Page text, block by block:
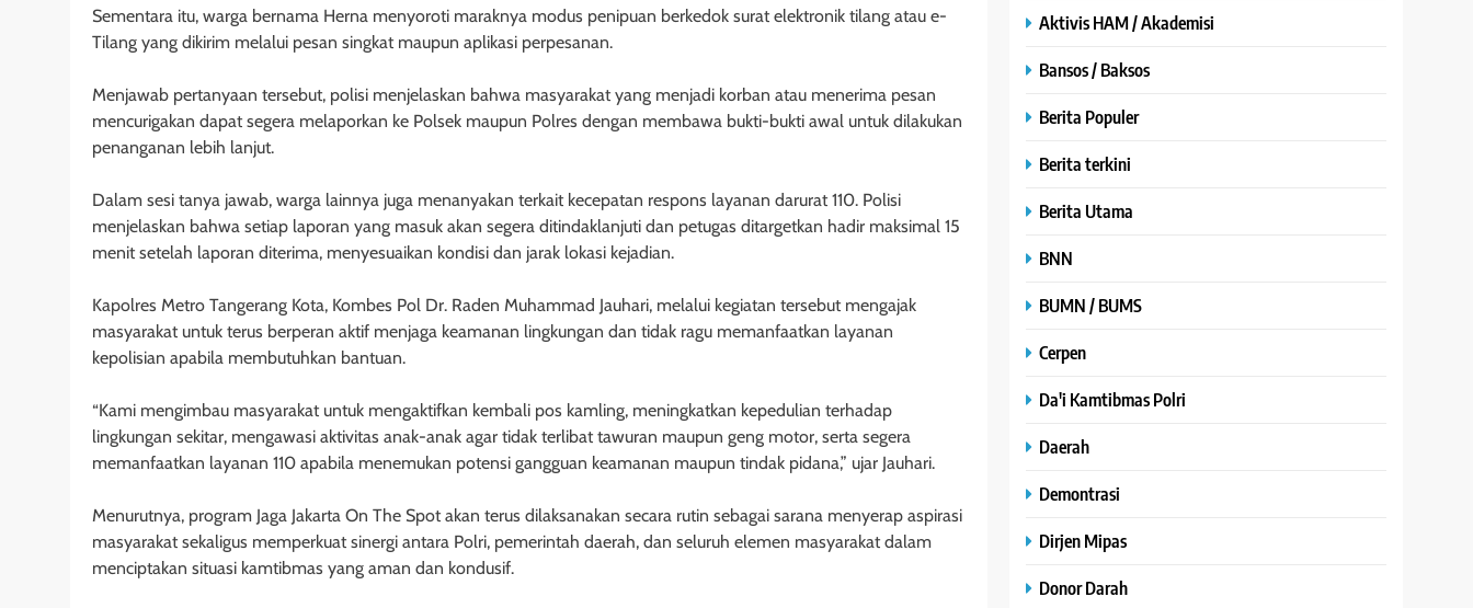
Sementara itu, warga bernama Herna menyoroti maraknya modus penipuan berkedok surat elektronik tilang atau e-
Tilang yang dikirim melalui pesan singkat maupun aplikasi perpesanan.
Menjawab pertanyaan tersebut, polisi menjelaskan bahwa masyarakat yang menjadi korban atau menerima pesan
mencurigakan dapat segera melaporkan ke Polsek maupun Polres dengan membawa bukti-bukti awal untuk dilakukan
penanganan lebih lanjut.
Dalam sesi tanya jawab, warga lainnya juga menanyakan terkait kecepatan respons layanan darurat 110. Polisi
menjelaskan bahwa setiap laporan yang masuk akan segera ditindaklanjuti dan petugas ditargetkan hadir maksimal 15
menit setelah laporan diterima, menyesuaikan kondisi dan jarak lokasi kejadian.
Kapolres Metro Tangerang Kota, Kombes Pol Dr. Raden Muhammad Jauhari, melalui kegiatan tersebut mengajak
masyarakat untuk terus berperan aktif menjaga keamanan lingkungan dan tidak ragu memanfaatkan layanan
kepolisian apabila membutuhkan bantuan.
“Kami mengimbau masyarakat untuk mengaktifkan kembali pos kamling, meningkatkan kepedulian terhadap
lingkungan sekitar, mengawasi aktivitas anak-anak agar tidak terlibat tawuran maupun geng motor, serta segera
memanfaatkan layanan 110 apabila menemukan potensi gangguan keamanan maupun tindak pidana,” ujar Jauhari.
Menurutnya, program Jaga Jakarta On The Spot akan terus dilaksanakan secara rutin sebagai sarana menyerap aspirasi
masyarakat sekaligus memperkuat sinergi antara Polri, pemerintah daerah, dan seluruh elemen masyarakat dalam
menciptakan situasi kamtibmas yang aman dan kondusif.
Aktivis HAM / Akademisi
Bansos / Baksos
Berita Populer
Berita terkini
Berita Utama
BNN
BUMN / BUMS
Cerpen
Da'i Kamtibmas Polri
Daerah
Demontrasi
Dirjen Mipas
Donor Darah